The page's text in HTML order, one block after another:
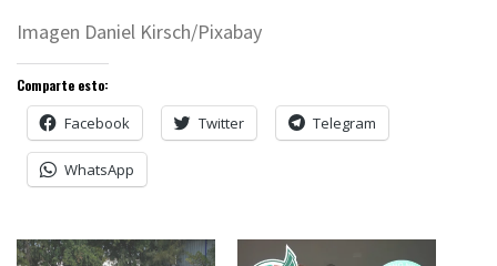
Imagen Daniel Kirsch/Pixabay
Comparte esto:
Facebook Twitter Telegram
WhatsApp